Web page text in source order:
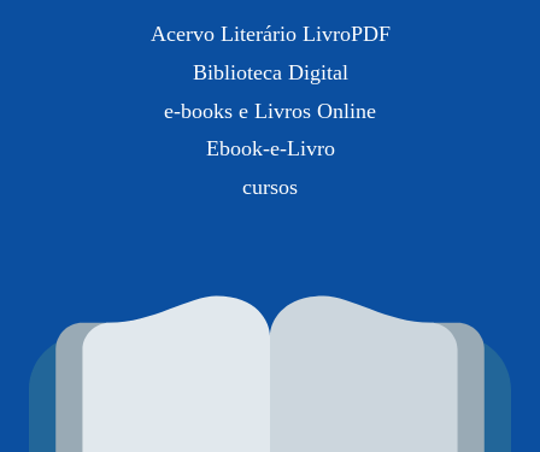
Acervo Literário LivroPDF
Biblioteca Digital
e-books e Livros Online
Ebook-e-Livro
cursos